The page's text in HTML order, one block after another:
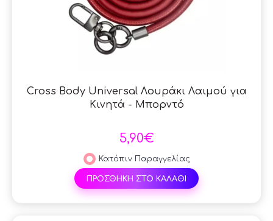
Cross Body Universal Λουράκι Λαιμού για
Κινητά - Μπορντό
5,90€
Κατόπιν Παραγγελίας
ΠΡΟΣΘΗΚΗ ΣΤΟ ΚΑΛΑΘΙ